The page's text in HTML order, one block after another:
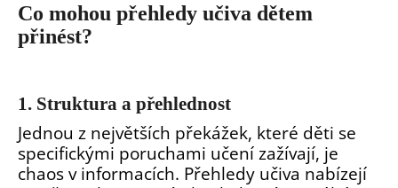
Co mohou přehledy učiva dětem
přinést?
1. Struktura a přehlednost
Jednou z největších překážek, které děti se
specifickými poruchami učení zažívají, je
chaos v informacích. Přehledy učiva nabízejí